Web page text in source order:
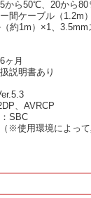
ら50℃、20から80
間ケーブル（1.2m）
約1m）×1、
ヶ月
説明書あり
、AVRCP
SBC
※使用環境によって